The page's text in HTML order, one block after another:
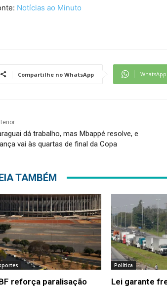
Notícias ao Minuto
Compartilhe no WhatsApp WhatsApp
dá trabalho, mas Mbappé resolve, e
vai às quartas de final da Copa
TAMBÉM
reforça paralisação
Política
Lei garante